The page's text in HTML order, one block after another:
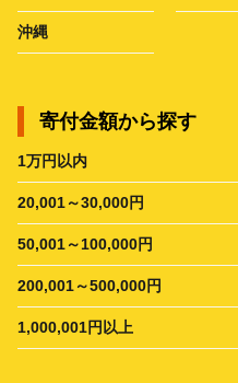
沖縄
寄付金額から探す
1万円以内
20,001～30,000円
50,001～100,000円
200,001～500,000円
1,000,001円以上